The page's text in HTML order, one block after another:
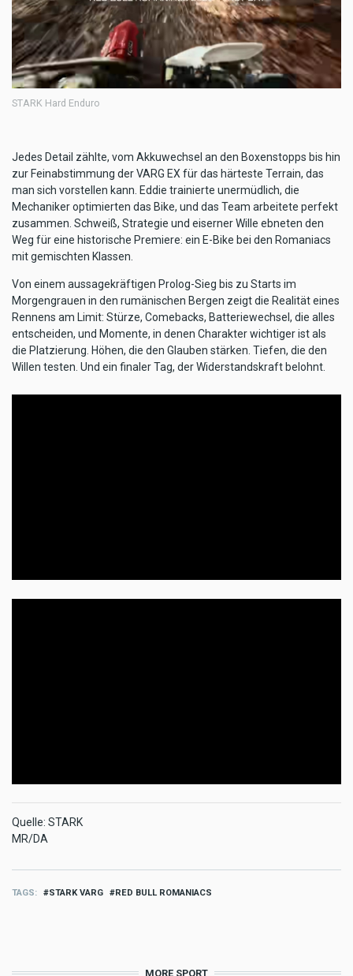
STARK Hard Enduro
Jedes Detail zählte, vom Akkuwechsel an den Boxenstopps bis hin
zur Feinabstimmung der VARG EX für das härteste Terrain, das
man sich vorstellen kann. Eddie trainierte unermüdlich, die
Mechaniker optimierten das Bike, und das Team arbeitete perfekt
zusammen. Schweiß, Strategie und eiserner Wille ebneten den
Weg für eine historische Premiere: ein E-Bike bei den Romaniacs
mit gemischten Klassen.
Von einem aussagekräftigen Prolog-Sieg bis zu Starts im
Morgengrauen in den rumänischen Bergen zeigt die Realität eines
Rennens am Limit: Stürze, Comebacks, Batteriewechsel, die alles
entscheiden, und Momente, in denen Charakter wichtiger ist als
die Platzierung. Höhen, die den Glauben stärken. Tiefen, die den
Willen testen. Und ein finaler Tag, der Widerstandskraft belohnt.
Quelle: STARK
MR/DA
TAGS STARK VARG RED BULL ROMANIACS
MORE SPORT